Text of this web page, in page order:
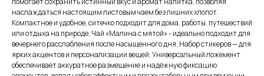
наслаждаться настоящим листовым чаем без лишних хлопот.
Компактное и удобное, ситечко подходит для дома, работы, путешествий
или отдыха на природе; Чай «Малина с мятой» - идеально подходит для
вечернего расслабления после насыщенного дня; Набор стикеров — для
ярких акцентов и персонализации вещей; Универсальный ложемент
обеспечивает аккуратное размещение и надёжную фиксацию